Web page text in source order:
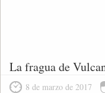
La fragua de
8 de marzo de 2017